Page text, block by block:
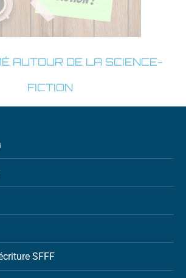
AUTOUR DE LA SCIENCE-
FICTION
SFFF